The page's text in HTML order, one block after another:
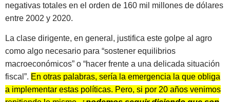
negativas totales en el orden de 160 mil millones de dólares
entre 2002 y 2020.
La clase dirigente, en general, justifica este golpe al agro
como algo necesario para “sostener equilibrios
macroeconómicos” o “hacer frente a una delicada situación
fiscal”. En otras palabras, sería la emergencia la que obliga
a implementar estas políticas. Pero, si por 20 años venimos